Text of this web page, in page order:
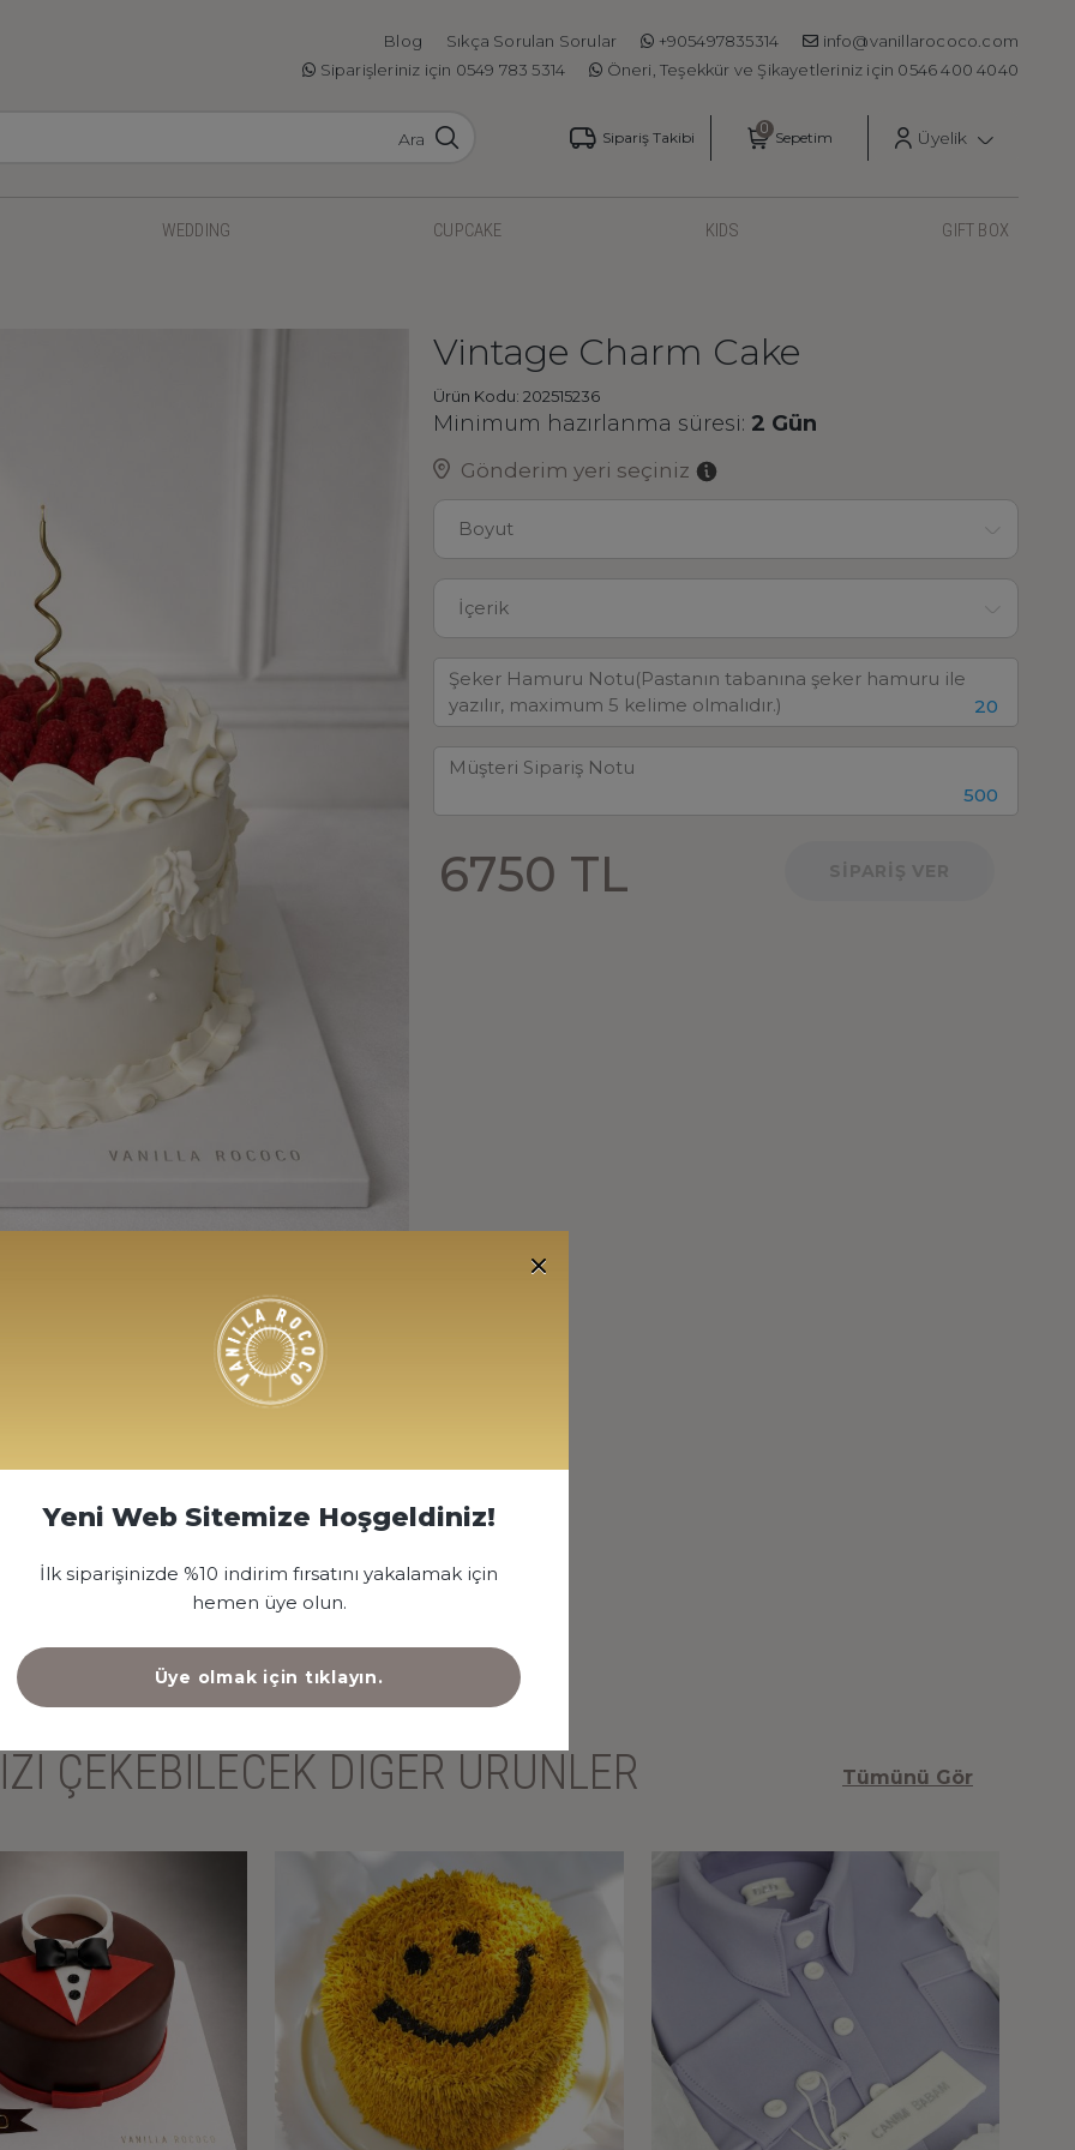
Blog Sıkça Sorulan Sorular +905497835314
info@vanillarococo.com
Siparişleriniz için 0549 783 5314
Öneri, Teşekkür ve Şikayetleriniz için 0546 400 4040
Ara Sipariş Takibi Sepetim Üyelik
WEDDING CUPCAKE KIDS GIFT BOX
Vintage Charm Cake
Ürün Kodu: 202515236
Minimum hazırlanma süresi: 2 Gün
Gönderim yeri seçiniz
Boyut
İçerik
20
500
6750 TL SİPARİŞ VER
ÇEKEBİLECEK DİĞER ÜRÜNLER Tümünü Gör
Yeni Web Sitemize Hoşgeldiniz!
İlk siparişinizde %10 indirim fırsatını yakalamak için
hemen üye olun.
Üye olmak için tıklayın.